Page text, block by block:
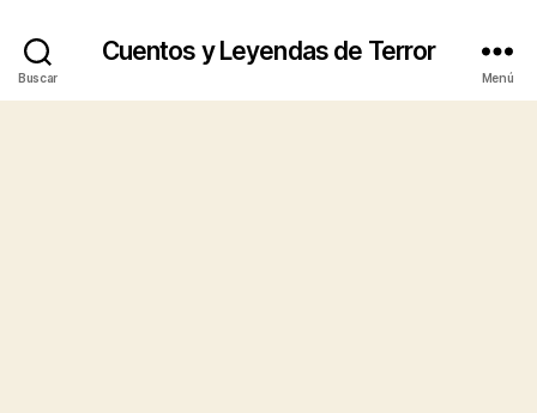
Buscar
Cuentos y Leyendas de Terror
Menú